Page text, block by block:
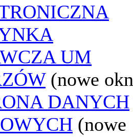
UM
(nowe
DANYCH
(nowe